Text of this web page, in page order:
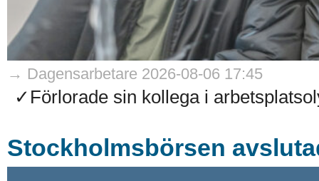
→ Dagensarbetare 2026-08-06 17:45
✓Förlorade sin kollega i
Stockholmsbörsen